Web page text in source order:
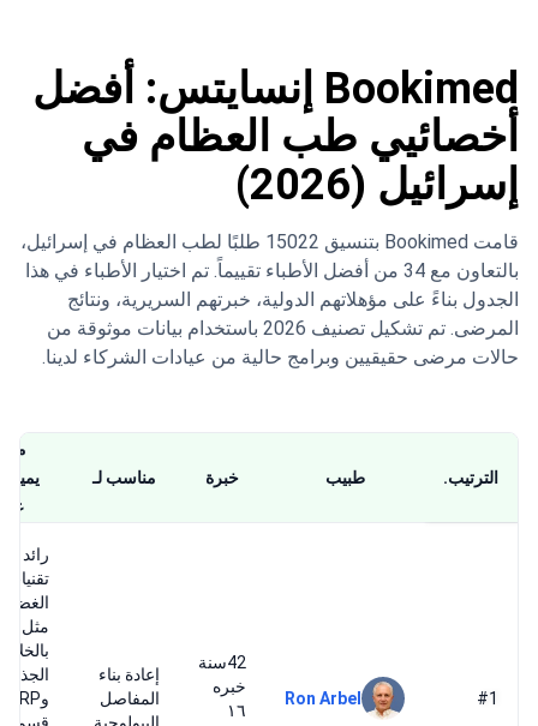
Bookimed إنسايتس: أفضل
أخصائيي طب العظام في
إسرائيل (2026)
قامت Bookimed بتنسيق 15022 طلبًا لطب العظام في إسرائيل،
بالتعاون مع 34 من أفضل الأطباء تقييماً. تم اختيار الأطباء في هذا
الجدول بناءً على مؤهلاتهم الدولية، خبرتهم السريرية، ونتائج
المرضى. تم تشكيل تصنيف 2026 باستخدام بيانات موثوقة من
حالات مرضى حقيقيين وبرامج حالية من عيادات الشركاء لدينا.
الترتيب. طبيب خبرة مناسب لـ
ما
#1
Ron Arbel
42سنة
خبره
١٦
إعادة بناء
المفاصل
رائد
تقنيات
مثل
بالخلايا